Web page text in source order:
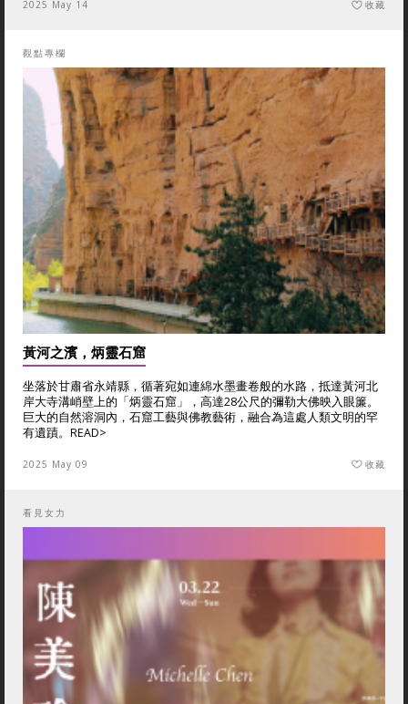
2025 May 14 收藏
觀點專欄
黃河之濱，炳靈石窟
坐落於甘肅省永靖縣，循著宛如連綿水墨畫卷般的水路，抵達黃河北
岸大寺溝峭壁上的「炳靈石窟」，高達28公尺的彌勒大佛映入眼簾。
巨大的自然溶洞內，石窟工藝與佛教藝術，融合為這處人類文明的罕
有遺蹟。 READ>
2025 May 09 收藏
看見女力